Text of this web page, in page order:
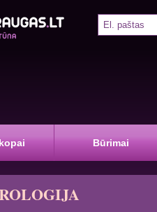
Būrimai